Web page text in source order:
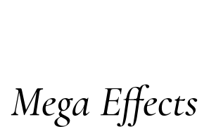
Mega Effects